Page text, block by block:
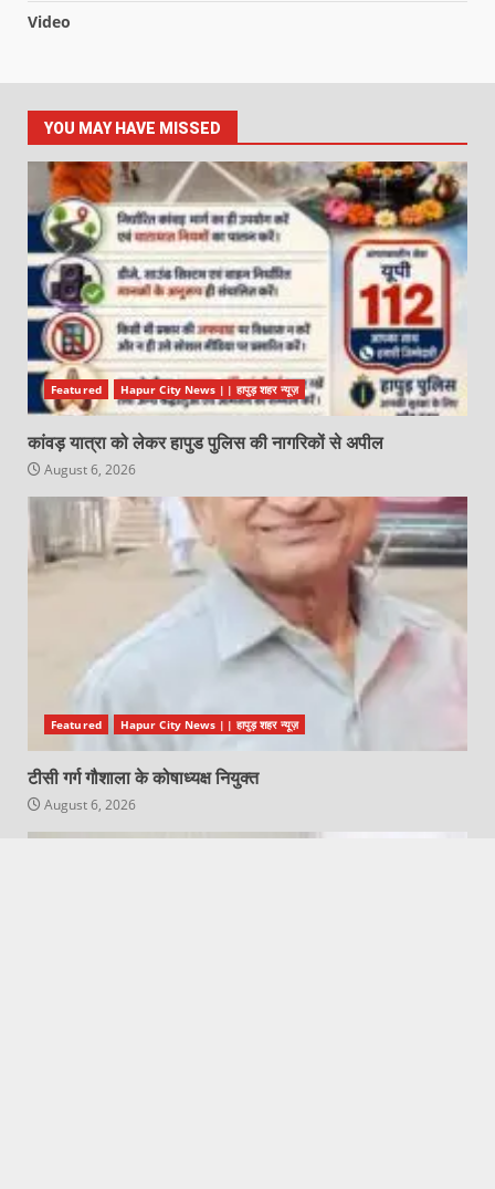
Video
YOU MAY HAVE MISSED
Featured Hapur City News || हापुड़ शहर न्यूज़
कांवड़ यात्रा को लेकर हापुड पुलिस की नागरिकों से अपील
August 6, 2026
Featured Hapur City News || हापुड़ शहर न्यूज़
टीसी गर्ग गौशाला के कोषाध्यक्ष नियुक्त
August 6, 2026